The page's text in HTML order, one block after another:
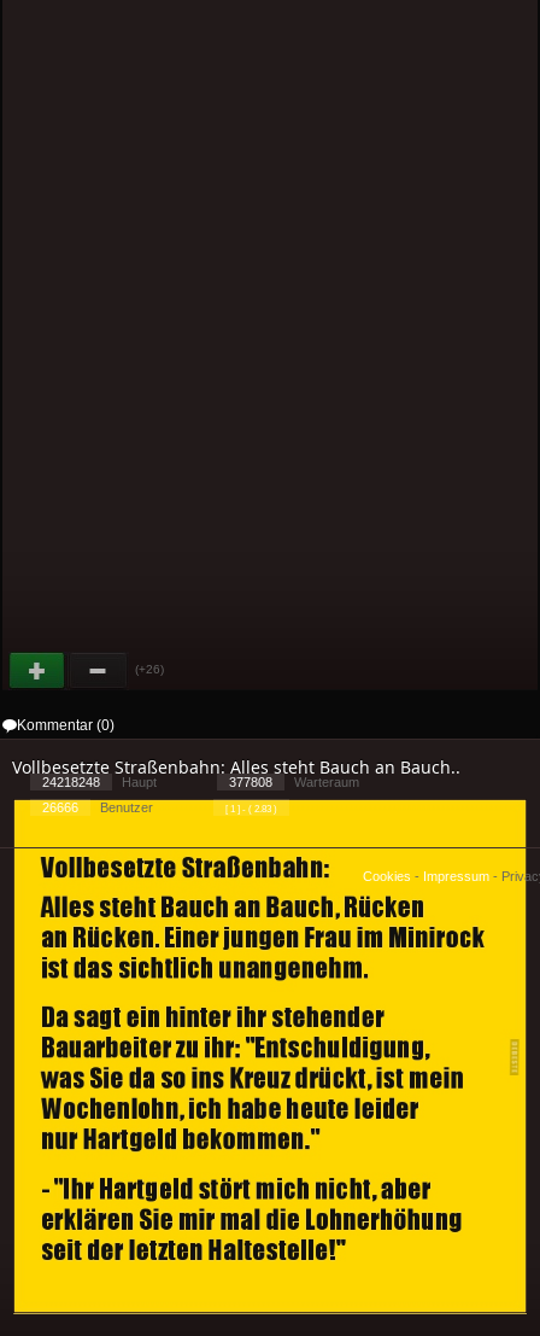
(+26)
Kommentar (0)
Vollbesetzte Straßenbahn: Alles steht Bauch an Bauch..
24218248 Haupt 377808
Warteraum
26666
Benutzer [ 1 ] - ( 2.83 )
Cookies - Impressum -